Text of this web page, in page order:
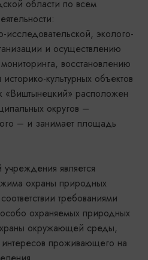
области по всем
исследовательской, эколого-
и осуществлению
восстановлению
культурных объектов
«Виштынецкий» расположен
округов –
– и занимает площадь
является
охраны природных
требованиями
охраняемых природных
окружающей среды,
проживающего на